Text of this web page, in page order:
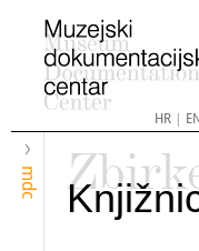
HR| EN
mdc